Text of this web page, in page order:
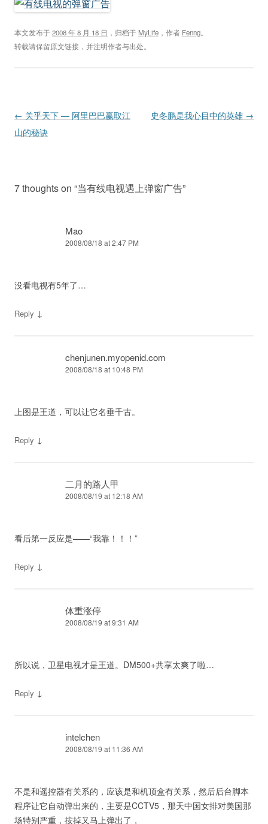
本文发布于2008 年 8 月 18 日 ，归档于 MyLife ，作者 Fenng。
转载请保留原文链接，并注明作者与出处。
Post navigation
← 关乎天下 — 阿里巴巴赢取江
山的秘诀
史冬鹏是我心目中的英雄 →
7 thoughts on “当有线电视遇上弹窗广告”
Mao
2008/08/18 at 2:47 PM
没看电视有5年了…
Reply ↓
chenjunen.myopenid.com
2008/08/18 at 10:48 PM
上图是王道，可以让它名垂千古。
Reply ↓
二月的路人甲
2008/08/19 at 12:18 AM
看后第一反应是——“我靠！！！”
Reply ↓
体重涨停
2008/08/19 at 9:31 AM
所以说，卫星电视才是王道。DM500+共享太爽了啦…
Reply ↓
intelchen
2008/08/19 at 11:36 AM
不是和遥控器有关系的，应该是和机顶盒有关系，然后后台脚本
程序让它自动弹出来的，主要是CCTV5，那天中国女排对美国那
场特别严重，按掉又马上弹出了，